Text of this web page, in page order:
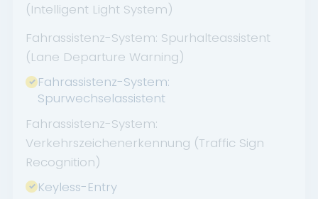
(Intelligent Light System)
Fahrassistenz-System: Spurhalteassistent
(Lane Departure Warning)
Fahrassistenz-System:
Spurwechselassistent
Fahrassistenz-System:
Verkehrszeichenerkennung (Traffic Sign
Recognition)
Keyless-Entry